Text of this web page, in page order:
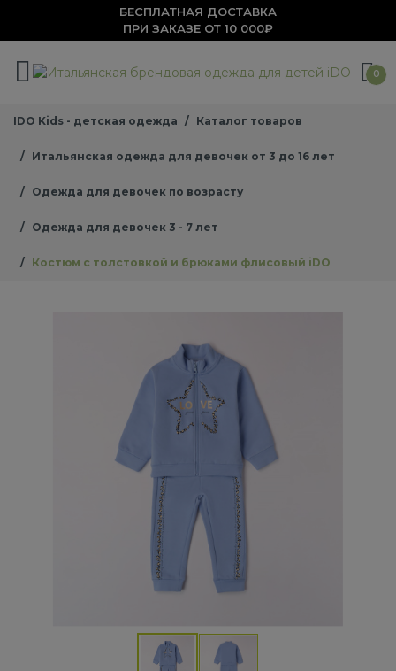
БЕСПЛАТНАЯ ДОСТАВКА
ПРИ ЗАКАЗЕ ОТ 10 000₽
0
IDO Kids - детская одежда Каталог товаров
Итальянская одежда для девочек от 3 до 16 лет
Одежда для девочек по возрасту
Одежда для девочек 3 - 7 лет
Костюм с толстовкой и брюками флисовый iDO